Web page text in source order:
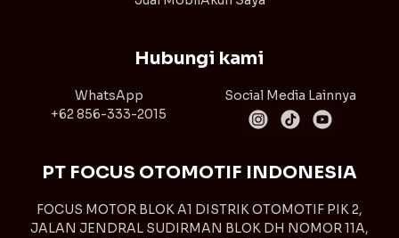
Hubungi kami
WhatsApp
+62 856-333-2015
Social Media Lainnya
PT FOCUS OTOMOTIF INDONESIA
FOCUS MOTOR BLOK A1 DISTRIK OTOMOTIF PIK 2,
JALAN JENDRAL SUDIRMAN BLOK DH NOMOR 11A,